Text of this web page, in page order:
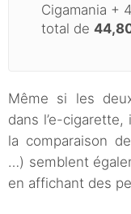
Cigamania +
total de
Même si les
dans l’e-
la comparaison
…) semblent
en affichant des